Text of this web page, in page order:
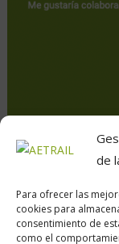
de
Para ofrecer las
cookies para
consentimiento de
como el